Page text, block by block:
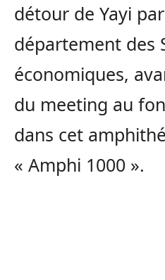
détour de Yayi
département des
économiques,
du meeting au
dans cet
« Amphi 1000 ».